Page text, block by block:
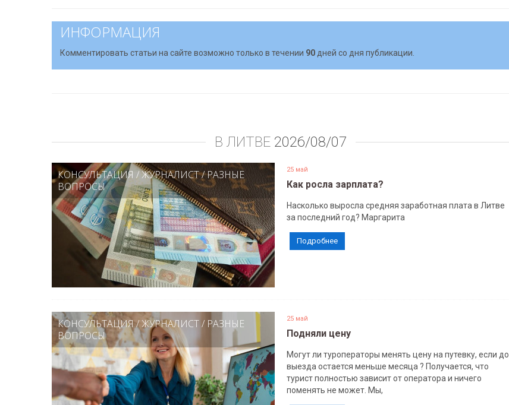
ИНФОРМАЦИЯ
Комментировать статьи на сайте возможно только в течении 90 дней со дня публикации.
В ЛИТВЕ 2026/08/07
КОНСУЛЬТАЦИЯ /ЖУРНАЛИСТ/РАЗНЫЕ
ВОПРОСЫ
25 май
Как росла зарплата?
Насколько выросла средняя заработная плата в Литве
за последний год? Маргарита
Подробнее
КОНСУЛЬТАЦИЯ/ЖУРНАЛИСТ/ РАЗНЫЕ
ВОПРОСЫ
25 май
Подняли цену
Могут ли туроператоры менять цену на путевку, если до
выезда остается меньше месяца ? Получается, что
турист полностью зависит от оператора и ничего
поменять не может. Мы,